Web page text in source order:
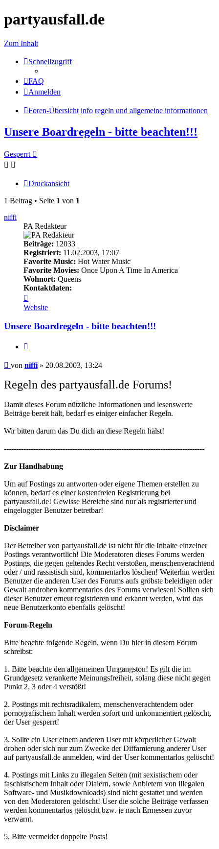
partyausfall.de
Zum Inhalt
Schnellzugriff
FAQ
Anmelden
Foren-Übersicht info regeln und allgemeine informationen
Unsere Boardregeln - bitte beachten!!!
Gesperrt
Druckansicht
1 Beitrag • Seite 1 von 1
niffi
PA Redakteur
Beiträge: 12033
Registriert: 11.02.2003, 17:07
Favorite Music: Hot Water Music
Favorite Movies: Once Upon A Time In America
Wohnort: Queens
Kontaktdaten:
von
niffi
Website
Unsere Boardregeln - bitte beachten!!!
Beitrag
von niffi » 20.08.2003, 13:24
Regeln des partyausfall.de Forums!
Damit dieses Forum nützliche Informationen und lesenswerte
Beiträge bereit hält, bedarf es einiger einfacher Regeln.
Wir bitten darum das Du dich an diese Regeln hälst!
----------------------------------------------------------------------------------
Zur Handhabung
Um auf Postings zu antworten oder eigene Themen erstellen zu
können, bedarf es einer kostenfreien Registrierung bei
partyausfall.de! Gewisse Bereiche sind nur als registrierter und
eingeloggter Benutzer betretbar!
Disclaimer
Der Betreiber von partyausfall.de ist nicht für die Inhalte einzelner
Postings verantwortlich! Die Moderatoren dieses Forums werden
Postings, die gegen geltendes Recht verstoßen, menschenverachtend
oder / und rassistisch sind, kommentarlos löschen! Weiterhin werden
Benutzer die anderen User des Forums aufs gröbste beleidigen oder
Gewalt androhen kommentarlos des Forums verwiesen! Sollten sich
dieser Benutzer erneut registrieren und erkannt werden, wird das
neue Benutzerkonto ebenfalls gelöscht!
Forum-Regeln
Bitte beachte folgende Regeln, wenn Du hier in diesem Forum
schreibst:
1. Bitte beachte den allgemeinen Umgangston! Es gilt die im
Grundgesetz verankerte Meinungsfreiheit, solang diese nicht gegen
Punkt 2, 3 oder 4 verstößt!
2. Postings mit rechtsradikalem, menschenverachtendem oder
pornografischem Inhalt werden sofort und unkommentiert gelöscht,
der User gesperrt!
3. Sollte ein User einem anderen User mit körperlicher Gewalt
drohen oder sich nur zum Zwecke der Diffamierung anderer User
auf partyausfall.de anmelden, wird der User kommentarlos gelöscht!
4. Postings mit Links zu illegalen Seiten (mit sexistischem oder
faschistischem Inhalt oder Dialern, sowie Anbietern von illegalen
Software- und Musikdownloads) sind nicht gestattet und werden
von den Moderatoren gelöscht! User die solche Beiträge verfassen
werden kommentarlos gelöscht bzw. je nach Ermessen zuvor
verwarnt.
5. Bitte vermeidet doppelte Posts!